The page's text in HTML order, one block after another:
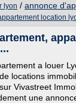
lyon / annonce
location
a louer
locations
Vivastreet
une